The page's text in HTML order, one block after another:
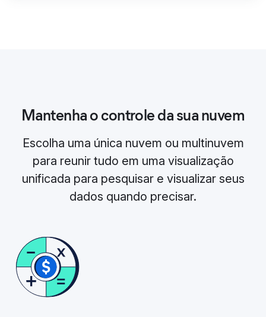
Mantenha o controle da sua nuvem
Escolha uma única nuvem ou multinuvem
para reunir tudo em uma visualização
unificada para pesquisar e visualizar seus
dados quando precisar.